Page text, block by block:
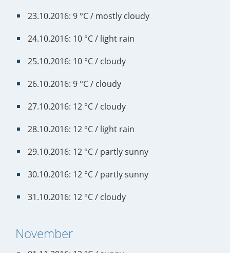
23.10.2016: 9 °C / mostly cloudy
24.10.2016: 10 °C / light rain
25.10.2016: 10 °C / cloudy
26.10.2016: 9 °C / cloudy
27.10.2016: 12 °C / cloudy
28.10.2016: 12 °C / light rain
29.10.2016: 12 °C / partly sunny
30.10.2016: 12 °C / partly sunny
31.10.2016: 12 °C / cloudy
November